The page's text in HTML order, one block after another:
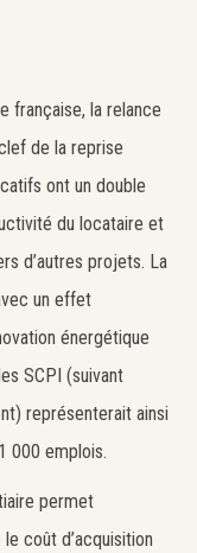
française, la relance
de la reprise
ont un double
du locataire et
d’autres projets. La
un effet
énergétique
SCPI (suivant
représenterait ainsi
000 emplois.
permet
coût d’acquisition
Search